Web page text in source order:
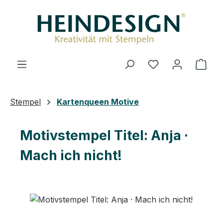
Stempel Kartenqueen Motive
Motivstempel Titel: Anja ·
Mach ich nicht!
Bildergalerie überspringen